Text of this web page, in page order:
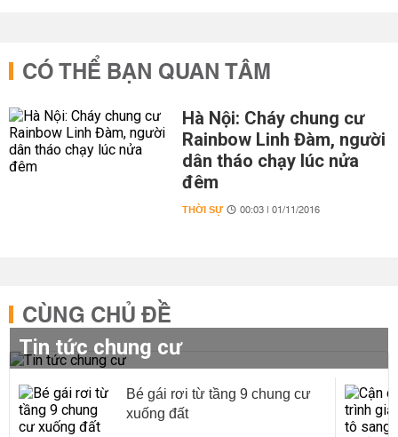
CÓ THỂ BẠN QUAN TÂM
Hà Nội: Cháy chung cư
Rainbow Linh Đàm, người
dân tháo chạy lúc nửa
đêm
THỜI SỰ 00:03 | 01/11/2016
CÙNG CHỦ ĐỀ
Tin tức chung cư
Bé gái rơi từ tầng 9 chung cư
xuống đất